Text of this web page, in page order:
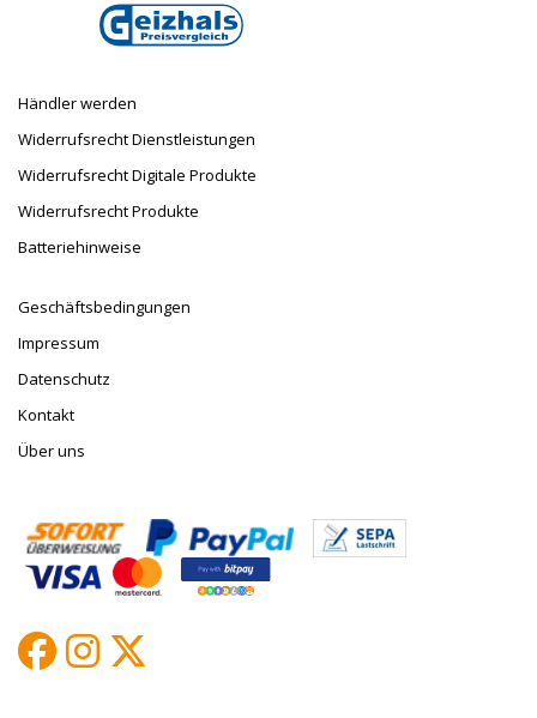
Händler werden
Widerrufsrecht Dienstleistungen
Widerrufsrecht Digitale Produkte
Widerrufsrecht Produkte
Batteriehinweise
Geschäftsbedingungen
Impressum
Datenschutz
Kontakt
Über uns